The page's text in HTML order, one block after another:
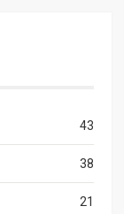
43
38
21